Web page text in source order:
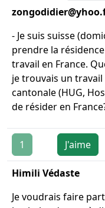
- Je suis suisse
prendre la
travail en France.
je trouvais un
cantonale (HUG,
de résider en
1 J'aime
Himili Védaste
Je voudrais faire